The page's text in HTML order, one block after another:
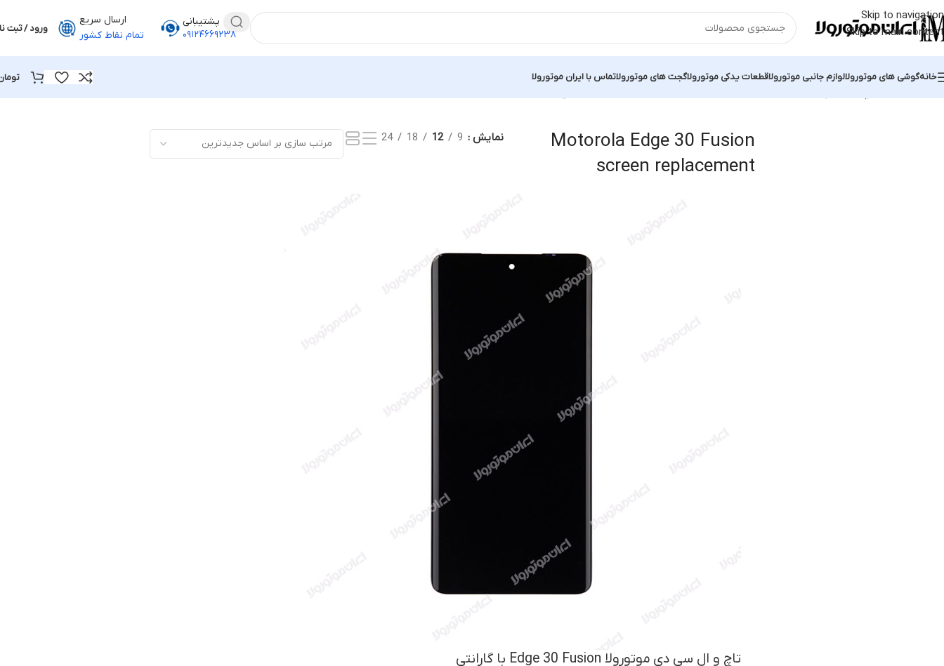
Skip to navigation
Skip to main content
پشتیبانی
۰۹۱۲۴۶۶۹۲۳۸
ارسال سریع
تمام نقاط کشور
ورود / ثبت
خانهگوشی های موتورولالوازم جانبی موتورولاقطعات یدکی موتورولاگجت های موتورولاتماس با ایران موتورولا
Motorola Edge 30 Fusion
screen replacement
نمایش 9
12
18
24
تاچ و ال سی دی موتورولا Edge 30 Fusion با گارانتی